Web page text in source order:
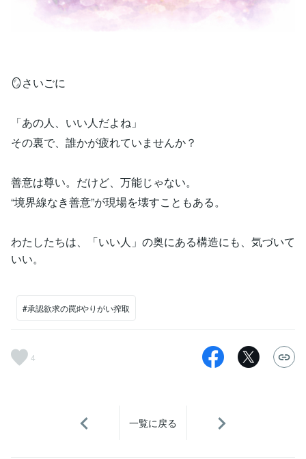
🪞さいごに
「あの人、いい人だよね」
その裏で、誰かが疲れていませんか？
善意は尊い。だけど、万能じゃない。
“境界線なき善意”が現場を壊すこともある。
わたしたちは、「いい人」の奥にある構造にも、気づいて
いい。
#承認欲求の罠♯やりがい搾取
4
一覧に戻る